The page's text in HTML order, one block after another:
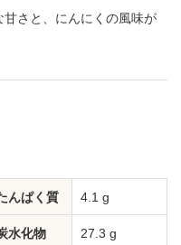
さと、にんにくの風味が
んぱく質 4.1 g
水化物 27.3 g